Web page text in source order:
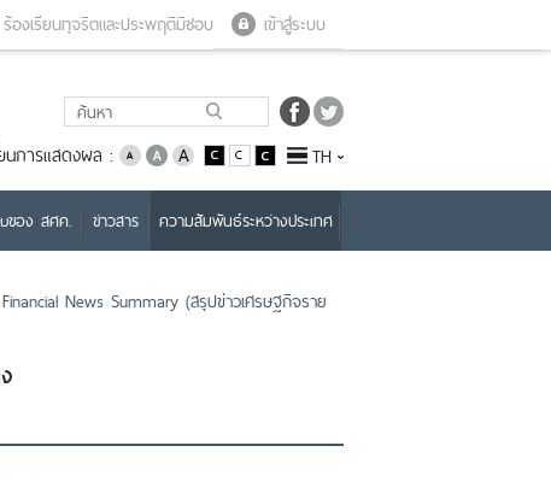
เข้าสู่ระบบ
ร้องเรียนทุจริตและประพฤติมิชอบ
นการแสดงผล : TH
ของ สศค. ข่าวสาร ความสัมพันธ์ระหว่างประเทศ
News Summary (สรุปข่าวเศรษฐกิจราย